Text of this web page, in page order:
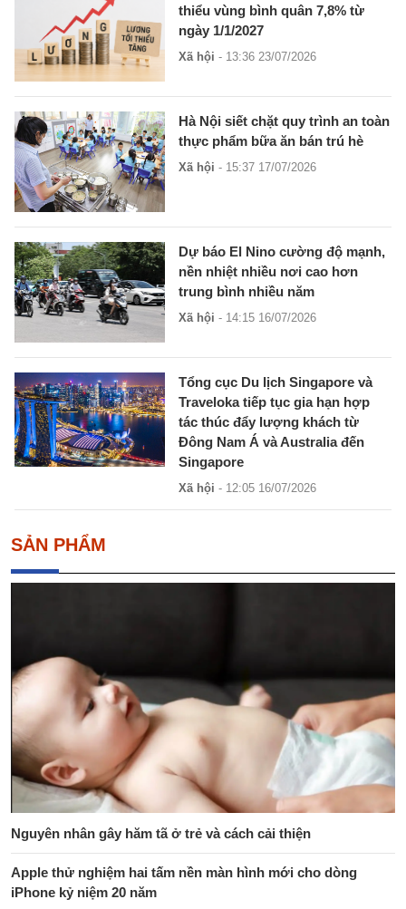
thiểu vùng bình quân 7,8% từ
ngày 1/1/2027
Xã hội - 13:36 23/07/2026
Hà Nội siết chặt quy trình an toàn
thực phẩm bữa ăn bán trú hè
Xã hội - 15:37 17/07/2026
Dự báo El Nino cường độ mạnh,
nền nhiệt nhiều nơi cao hơn
trung bình nhiều năm
Xã hội - 14:15 16/07/2026
Tổng cục Du lịch Singapore và
Traveloka tiếp tục gia hạn hợp
tác thúc đẩy lượng khách từ
Đông Nam Á và Australia đến
Singapore
Xã hội - 12:05 16/07/2026
SẢN PHẨM
Nguyên nhân gây hăm tã ở trẻ và cách cải thiện
Apple thử nghiệm hai tấm nền màn hình mới cho dòng
iPhone kỷ niệm 20 năm